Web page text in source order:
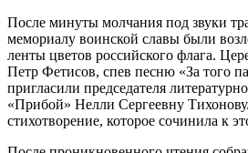
После минуты молчания под звуки
мемориалу воинской славы были
ленты цветов российского флага.
Петр Фетисов, спев песню «За того
пригласили председателя
«Прибой» Нелли Сергеевну
стихотворение, которое сочинила к